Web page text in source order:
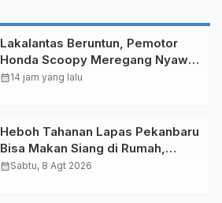
Lakalantas Beruntun, Pemotor
Honda Scoopy Meregang Nyawa
di Pekanbaru
calendar_month14 jam yang lalu
Heboh Tahanan Lapas Pekanbaru
Bisa Makan Siang di Rumah,
Kalapas Dicopot
calendar_monthSabtu, 8 Agt 2026